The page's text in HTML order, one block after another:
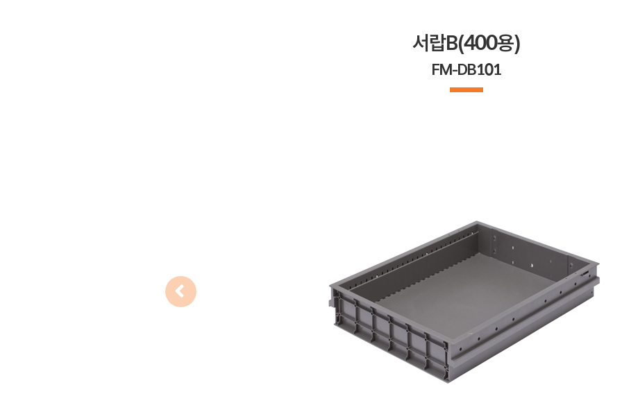
서랍B(400용)
FM-DB101